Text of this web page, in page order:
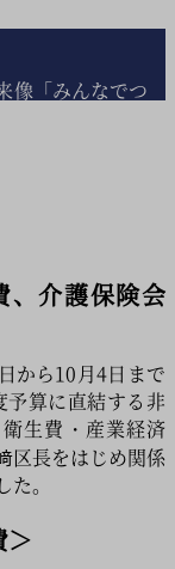
像「みんなでつ
、介護保険会
から10月4日まで
算に直結する非
生費・産業経済
区長をはじめ関係
。
＞